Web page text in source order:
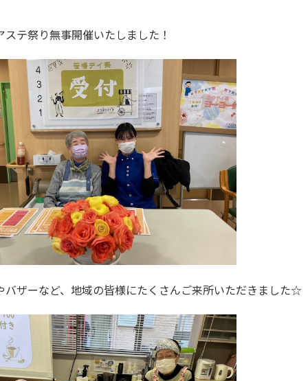
ステ祭り無事開催いたしました！
バザーなど、地域の皆様にたくさんご来所いただきました☆